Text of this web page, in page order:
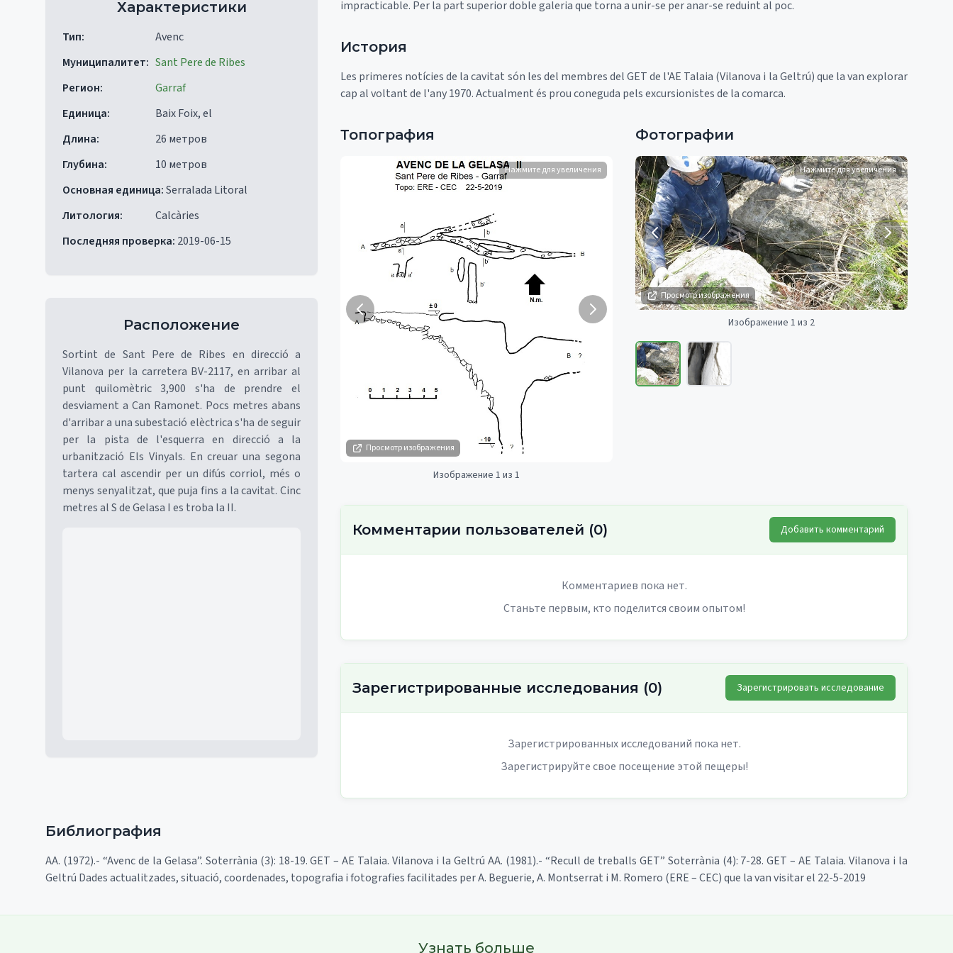
Характеристики
Тип:
Avenc
Муниципалитет: Sant Pere de Ribes
Регион:
Garraf
Единица:
Baix Foix, el
Длина:
26 метров
Глубина:
10 метров
Основная единица:Serralada Litoral
Литология:
Calcàries
Последняя проверка: 2019-06-15
Расположение
Sortint de Sant Pere de Ribes en direcció a
Vilanova per la carretera BV-2117, en arribar al
punt quilomètric 3,900 s'ha de prendre el
desviament a Can Ramonet. Pocs metres abans
d'arribar a una subestació elèctrica s'ha de seguir
per la pista de l'esquerra en direcció a la
urbanització Els Vinyals. En creuar una segona
tartera cal ascendir per un difús corriol, més o
menys senyalitzat, que puja fins a la cavitat. Cinc
metres al S de Gelasa I es troba la II.
impracticable. Per la part superior doble galeria que torna a unir-se per anar-se reduint al poc.
История
Les primeres notícies de la cavitat són les del membres del GET de l'AE Talaia (Vilanova i la Geltrú) que la van explorar
cap al voltant de l'any 1970. Actualment és prou coneguda pels excursionistes de la comarca.
Топография
Просмотр изображения
Нажмите для увеличения
Изображение 1 из 1
Фотографии
Просмотр изображения
Нажмите для увеличения
Изображение 1 из 2
Комментарии пользователей (0) Добавить комментарий
Комментариев пока нет.
Станьте первым, кто поделится своим опытом!
Зарегистрированные исследования (0) Зарегистрировать исследование
Зарегистрированных исследований пока нет.
Зарегистрируйте свое посещение этой пещеры!
Библиография
AA. (1972).- “Avenc de la Gelasa”. Soterrània (3): 18-19. GET – AE Talaia. Vilanova i la Geltrú AA. (1981).- “Recull de treballs GET” Soterrània (4): 7-28. GET – AE Talaia. Vilanova i la
Geltrú Dades actualitzades, situació, coordenades, topografia i fotografies facilitades per A. Beguerie, A. Montserrat i M. Romero (ERE – CEC) que la van visitar el 22-5-2019
Узнать больше